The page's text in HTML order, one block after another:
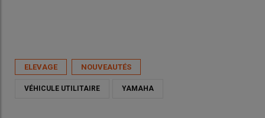
ELEVAGE NOUVEAUTÉS
VÉHICULE UTILITAIRE YAMAHA